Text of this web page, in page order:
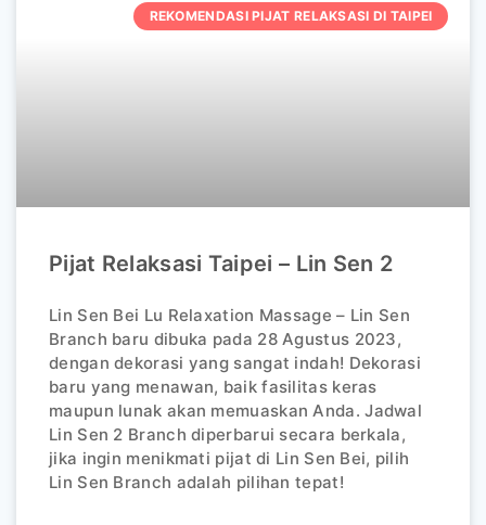
REKOMENDASI PIJAT RELAKSASI DI TAIPEI
Pijat Relaksasi Taipei – Lin Sen 2
Lin Sen Bei Lu Relaxation Massage – Lin Sen
Branch baru dibuka pada 28 Agustus 2023,
dengan dekorasi yang sangat indah! Dekorasi
baru yang menawan, baik fasilitas keras
maupun lunak akan memuaskan Anda. Jadwal
Lin Sen 2 Branch diperbarui secara berkala,
jika ingin menikmati pijat di Lin Sen Bei, pilih
Lin Sen Branch adalah pilihan tepat!